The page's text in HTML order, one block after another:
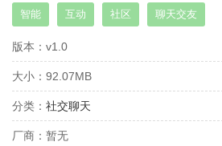
智能 互动 社区 聊天交友
版本： v1.0
大小： 92.07MB
分类： 社交聊天
厂商： 暂无